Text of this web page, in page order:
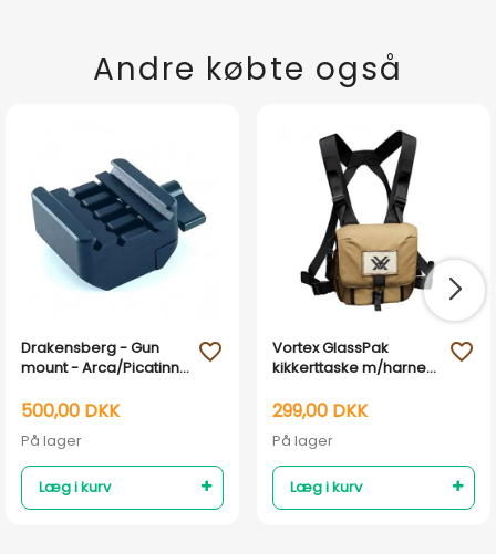
Andre købte også
Drakensberg - Gun
mount - Arca/Picatinny
500,00 DKK
På lager
Læg i kurv
favorite_outline
Vortex GlassPak
kikkerttaske m/harness
299,00 DKK
På lager
Læg i kurv
favorite_outline